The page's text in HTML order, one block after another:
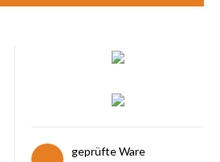
geprüfte Ware